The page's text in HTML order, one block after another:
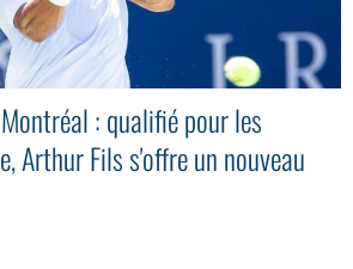
: qualifié pour les
Arthur Fils s'offre un nouveau